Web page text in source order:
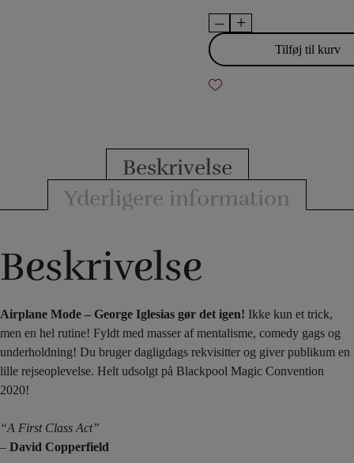
–
Airplane
Mode
-
George
antal
+
Tilføj til kurv
Beskrivelse
Yderligere information
Beskrivelse
Airplane Mode – George Iglesias gør det igen! Ikke kun et trick,
men en hel rutine! Fyldt med masser af mentalisme, comedy gags og
underholdning! Du bruger dagligdags rekvisitter og giver publikum en
lille rejseoplevelse. Helt udsolgt på Blackpool Magic Convention
2020!
“A First Class Act”
– David Copperfield